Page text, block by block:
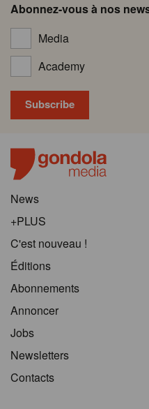
Abonnez-vous à nos
Media
Academy
News
+PLUS
C'est nouveau !
Éditions
Abonnements
Annoncer
Jobs
Newsletters
Contacts